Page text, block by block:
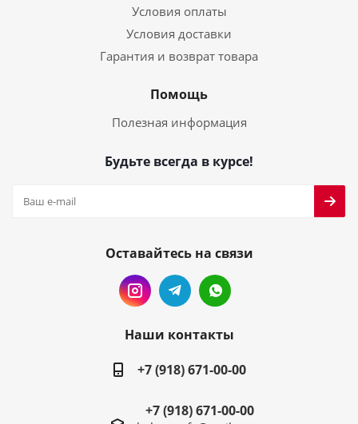
Условия оплаты
Условия доставки
Гарантия и возврат товара
Помощь
Полезная информация
Будьте всегда в курсе!
Оставайтесь на связи
Наши контакты
+7 (918) 671-00-00
+7 (918) 671-00-00